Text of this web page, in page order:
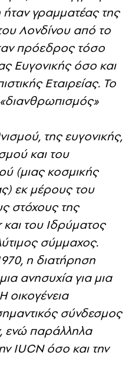
ανθρωπολόγου
του συγγραφέα
γραμματέας της
Λονδίνου από το
πρόεδρος τόσο
Ευγονικής όσο και
Εταιρείας. Το
της ευγονικής,
και του
(μιας κοσμικής
εκ μέρους του
στόχους της
του Ιδρύματος
σύμμαχος.
η διατήρηση
ανησυχία για μια
οικογένεια
σύνδεσμος
παράλληλα